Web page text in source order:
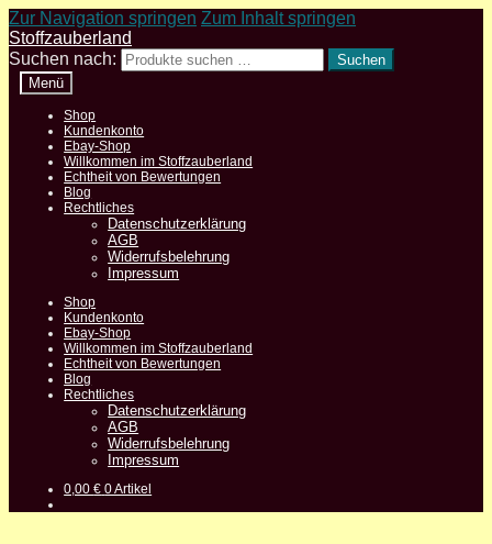
Zur Navigation springen Zum Inhalt springen
Stoffzauberland
Suchen nach:
Suchen
Menü
Shop
Kundenkonto
Ebay-Shop
Willkommen im Stoffzauberland
Echtheit von Bewertungen
Blog
Rechtliches
Datenschutzerklärung
AGB
Widerrufsbelehrung
Impressum
Shop
Kundenkonto
Ebay-Shop
Willkommen im Stoffzauberland
Echtheit von Bewertungen
Blog
Rechtliches
Datenschutzerklärung
AGB
Widerrufsbelehrung
Impressum
0,00€ 0 Artikel